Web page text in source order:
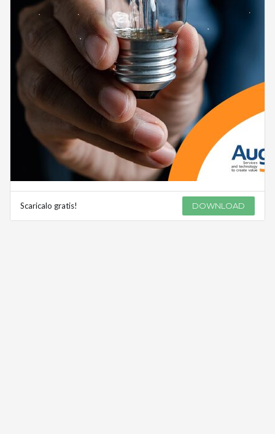
Scaricalo gratis! DOWNLOAD